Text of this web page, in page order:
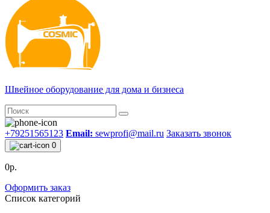
Швейное оборудование для дома и бизнеса
+79251565123 Email: sewprofi@mail.ru Заказать звонок
0
0р.
Оформить заказ
Список категорий